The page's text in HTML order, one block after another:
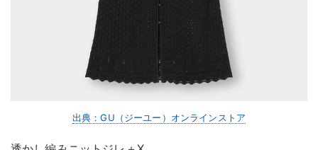
出典：GU（ジーユー）オンラインストア